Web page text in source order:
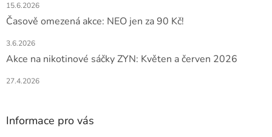
15.6.2026
Časově omezená akce: NEO jen za 90 Kč!
3.6.2026
Akce na nikotinové sáčky ZYN: Květen a červen 2026
27.4.2026
Informace pro vás